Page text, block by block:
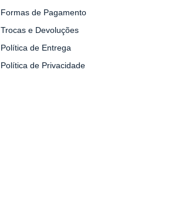
Formas de Pagamento
Trocas e Devoluções
Política de Entrega
Política de Privacidade